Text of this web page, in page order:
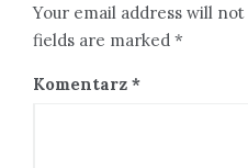
Your email address will
fields are marked *
Komentarz *